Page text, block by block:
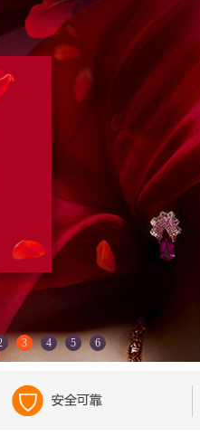
3 4 5 6